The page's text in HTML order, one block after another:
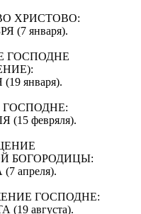
ХРИСТОВО:
(7 января).
ГОСПОДНЕ
января).
ГОСПОДНЕ:
(15 февряля).
БОГОРОДИЦЫ:
апреля).
ГОСПОДНЕ:
(19 августа).